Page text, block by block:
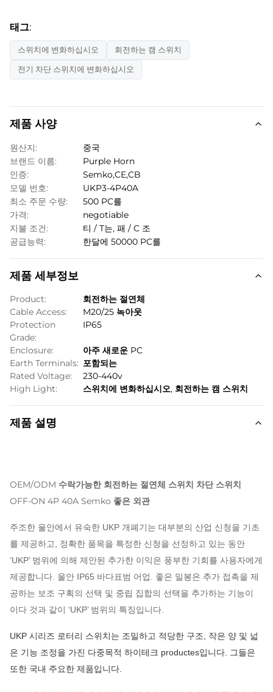
태그:
스위치에 변화하십시오
회전하는 캠 스위치
전기 차단 스위치에 변화하십시오
제품 사양
원산지:
중국
브랜드 이름:
Purple Horn
인증:
Semko,CE,CB
모델 번호:
UKP3-4P40A
최소 주문 수량:
500 PC를
가격:
negotiable
지불 조건:
티 / T는, 패 / C 조
공급능력:
한달에 50000 PC를
제품 세부정보
Product:
회전하는 절연체
Cable Access:
M20/25 녹아웃
Protection
Grade:
IP65
Enclosure:
아주 새로운 PC
Earth Terminals: 포함되는
Rated Voltage:
230-440v
High Light:
스위치에 변화하십시오, 회전하는 캠 스위치
제품 설명
OEM/ODM 수락가능한 회전하는 절연체 스위치 차단 스위치
OFF-ON 4P 40A Semko 좋은 외관
주조한 울안에서 유숙한 UKP 개폐기는 대부분의 산업 신청을 기초
를 제공하고, 정확한 품목을 특정한 신청을 선정하고 있는 동안
‘UKP’ 범위에 의해 제안된 추가한 이익은 풍부한 기회를 사용자에게
제공합니다. 울안 IP65 바다표범 어업. 좋은 밀봉은 추가 접촉을 제
공하는 보조 구획의 선택 및 중립 집합의 선택을 추가하는 기능이
이다 것과 같이 ‘UKP’ 범위의 특징입니다.
UKP 시리즈 로터리 스위치는 조밀하고 적당한 구조, 작은 양 및 넓
은 기능 조정을 가진 다중목적 하이테크 productes입니다. 그들은
또한 국내 주요한 제품입니다.